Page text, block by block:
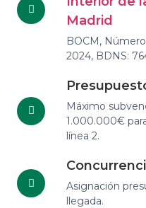
Madrid
BOCM,
2024, BDNS:
Máximo
1.000.000€
línea 2.
Asignación
llegada.